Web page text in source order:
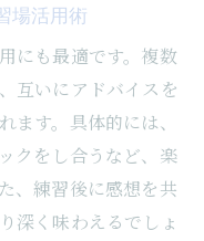
場活用術
にも最適です。複数
互いにアドバイスを
ます。具体的には、
クをし合うなど、楽
、練習後に感想を共
深く味わえるでしょ